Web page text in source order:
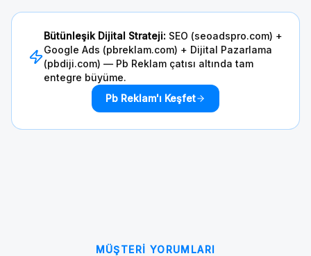
Bütünleşik Dijital Strateji: SEO (seoadspro.com) +
Google Ads (pbreklam.com) + Dijital Pazarlama
(pbdiji.com) — Pb Reklam çatısı altında tam
entegre büyüme.
Pb Reklam'ı Keşfet
MÜŞTERI YORUMLARI